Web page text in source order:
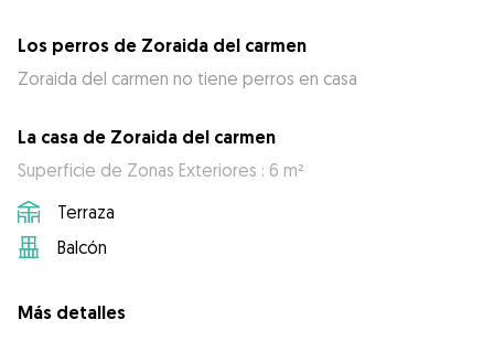
Los perros de Zoraida del carmen
Zoraida del carmen no tiene perros en casa
La casa de Zoraida del carmen
Superficie de Zonas Exteriores : 6 m²
Terraza
Balcón
Más detalles